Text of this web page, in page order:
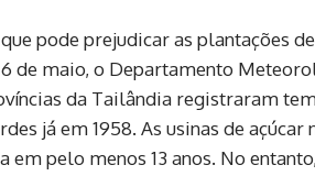
pode prejudicar as plantações
6 de maio, o Departamento
da Tailândia registraram
já em 1958. As usinas de
em pelo menos 13 anos. No